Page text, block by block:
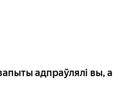
адпраўлялі вы, а